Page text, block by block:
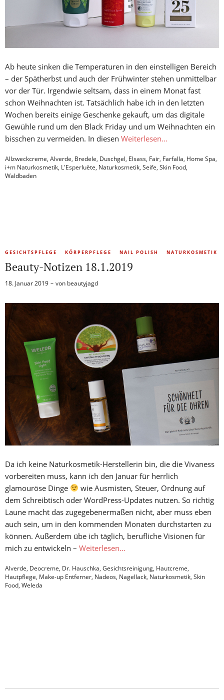
Ab heute sinken die Temperaturen in den einstelligen Bereich
– der Spätherbst und auch der Frühwinter stehen unmittelbar
vor der Tür. Irgendwie seltsam, dass in einem Monat fast
schon Weihnachten ist. Tatsächlich habe ich in den letzten
Wochen bereits einige Geschenke gekauft, um das digitale
Gewühle rund um den Black Friday und um Weihnachten ein
bisschen zu vermeiden. In diesen Weiterlesen…
Allzweckcreme, Alverde, Bredele, Duschgel, Elsass, Fair, Farfalla, Home Spa,
i+m Naturkosmetik, L'Esperluète, Naturkosmetik, Seife, Skin Food,
Waldbaden
GESICHTSPFLEGE KÖRPERPFLEGE NAIL POLISH NATURKOSMETIK
Beauty-Notizen 18.1.2019
18. Januar 2019 von beautyjagd
Da ich keine Naturkosmetik-Herstellerin bin, die die Vivaness
vorbereiten muss, kann ich den Januar für herrlich
glamouröse Dinge
wie Ausmisten, Steuer, Ordnung auf
dem Schreibtisch oder WordPress-Updates nutzen. So richtig
Laune macht das zugegebenermaßen nicht, aber muss eben
auch sein, um in den kommenden Monaten durchstarten zu
können. Außerdem übe ich täglich, berufliche Visionen für
mich zu entwickeln – Weiterlesen…
Alverde, Deocreme, Dr. Hauschka, Gesichtsreinigung, Hautcreme,
Hautpflege, Make-up Entferner, Nadeos, Nagellack, Naturkosmetik, Skin
Food, Weleda